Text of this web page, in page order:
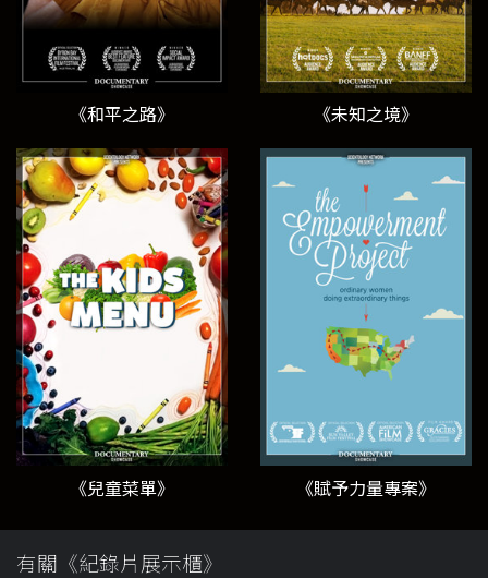
《和平之路》 《未知之境》
《兒童菜單》 《賦予力量專案》
有關《紀錄片展示櫃》